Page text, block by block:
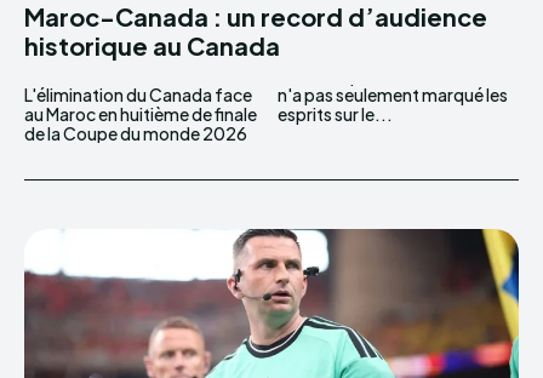
Maroc-Canada : un record d’audience
historique au Canada
L'élimination du Canada face
au Maroc en huitième de finale
de la Coupe du monde 2026
n'a pas seulement marqué les
esprits sur le...